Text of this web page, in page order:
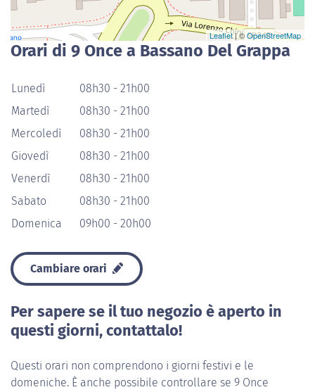
Leaflet| ©OpenStreetMap
Orari di 9 Once a Bassano Del Grappa
Lunedì
08h30 - 21h00
Martedì
08h30 - 21h00
Mercoledì
08h30 - 21h00
Giovedì
08h30 - 21h00
Venerdì
08h30 - 21h00
Sabato
08h30 - 21h00
Domenica
09h00 - 20h00
Cambiare orari
Per sapere se il tuo negozio è aperto in
questi giorni, contattalo!
Questi orari non comprendono i giorni festivi e le
domeniche. È anche possibile controllare se 9 Once